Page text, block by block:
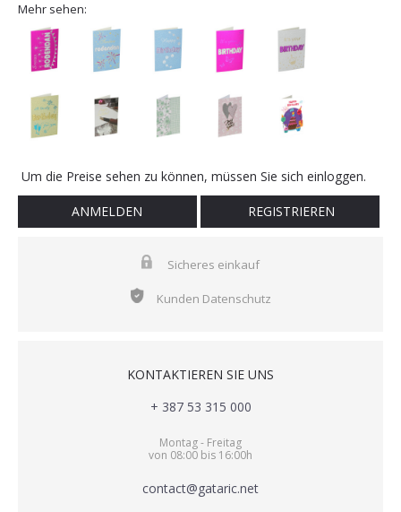
Mehr sehen:
Um die Preise sehen zu können, müssen Sie sich einloggen.
ANMELDEN REGISTRIEREN
Sicheres einkauf
Kunden Datenschutz
KONTAKTIEREN SIE UNS
+ 387 53 315 000
Montag - Freitag
von 08:00 bis 16:00h
contact@gataric.net